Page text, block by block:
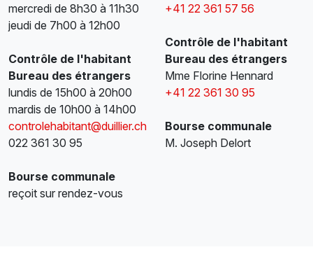
mercredi de 8h30 à 11h30
jeudi de 7h00 à 12h00
Contrôle de l'habitant
Bureau des étrangers
lundis de 15h00 à 20h00
mardis de 10h00 à 14h00
controlehabitant@duillier.ch
022 361 30 95
Bourse communale
reçoit sur rendez-vous
+41 22 361 57 56
Contrôle de l'habitant
Bureau des étrangers
Mme Florine Hennard
+41 22 361 30 95
Bourse communale
M. Joseph Delort